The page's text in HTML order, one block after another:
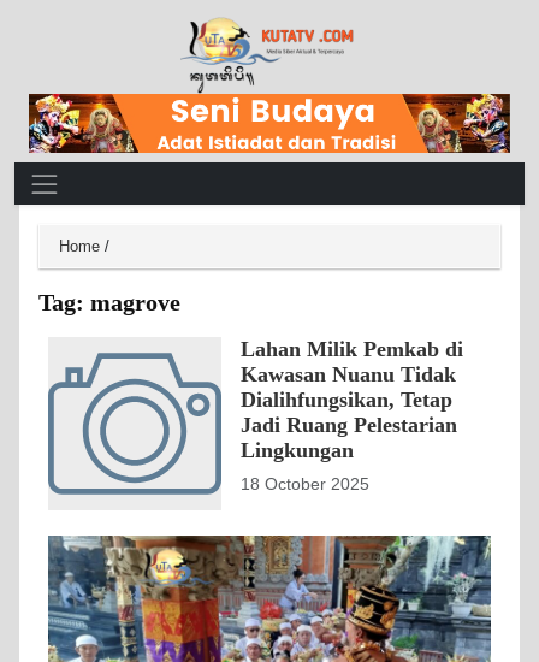
Main Navigation
Home /
Tag: magrove
Lahan Milik Pemkab di
Kawasan Nuanu Tidak
Dialihfungsikan, Tetap
Jadi Ruang Pelestarian
Lingkungan
18 October 2025